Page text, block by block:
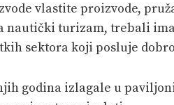
vlastite proizvode,
nautički turizam, trebali
sektora koji posluje
godina izlagale u